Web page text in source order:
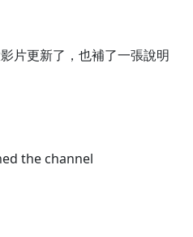
片更新了，也補了一張說明
the channel